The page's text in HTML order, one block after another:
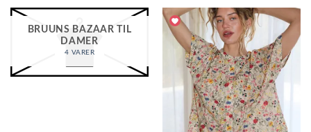
BRUUNS BAZAAR TIL
DAMER
4 VARER